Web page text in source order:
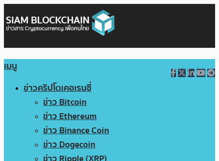
เมนู
ข่าวคริปโตเคอเรนซี่
ข่าว Bitcoin
ข่าว Ethereum
ข่าว Binance Coin
ข่าว Dogecoin